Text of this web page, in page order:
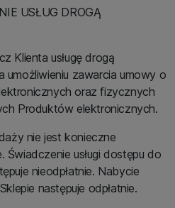
USŁUG DROGĄ
Klienta usługę drogą
umożliwieniu zawarcia umowy o
oraz fizycznych
Produktów elektronicznych.
nie jest konieczne
Świadczenie usługi dostępu do
nieodpłatnie. Nabycie
następuje odpłatnie.